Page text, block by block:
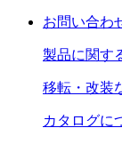
お問い合わ
製品に関す
移転・改装
カタログに